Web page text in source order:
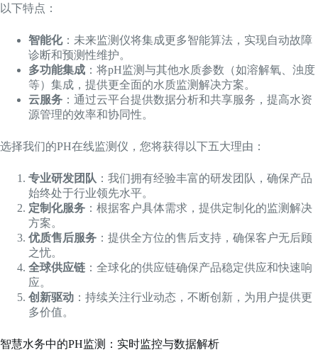
以下特点：
智能化：未来监测仪将集成更多智能算法，实现自动故障
诊断和预测性维护。
多功能集成 ：将pH监测与其他水质参数（如溶解氧、浊度
等）集成，提供更全面的水质监测解决方案。
云服务 ：通过云平台提供数据分析和共享服务，提高水资
源管理的效率和协同性。
选择我们的PH在线监测仪，您将获得以下五大理由：
专业研发团队 ：我们拥有经验丰富的研发团队，确保产品
始终处于行业领先水平。
定制化服务 ：根据客户具体需求，提供定制化的监测解决
方案。
优质售后服务 ：提供全方位的售后支持，确保客户无后顾
之忧。
全球供应链 ：全球化的供应链确保产品稳定供应和快速响
应。
创新驱动 ：持续关注行业动态，不断创新，为用户提供更
多价值。
智慧水务中的PH监测：实时监控与数据解析